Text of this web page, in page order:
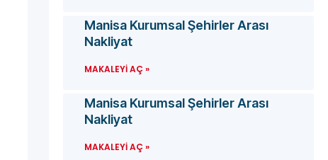
Manisa Kurumsal Şehirler Arası
Nakliyat
MAKALEYI AÇ »
Manisa Kurumsal Şehirler Arası
Nakliyat
MAKALEYI AÇ »